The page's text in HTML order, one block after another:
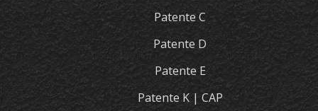
Patente C
Patente D
Patente E
Patente K | CAP